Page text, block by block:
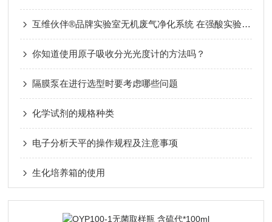
互维伙伴®品牌实验室无机废气净化系统 在强酸实验室中的应用
你知道使用原子吸收分光光度计的方法吗？
隔膜泵在进行选型时要考虑哪些问题
化学试剂的规格种类
电子分析天平的操作规程及注意事项
生化培养箱的使用